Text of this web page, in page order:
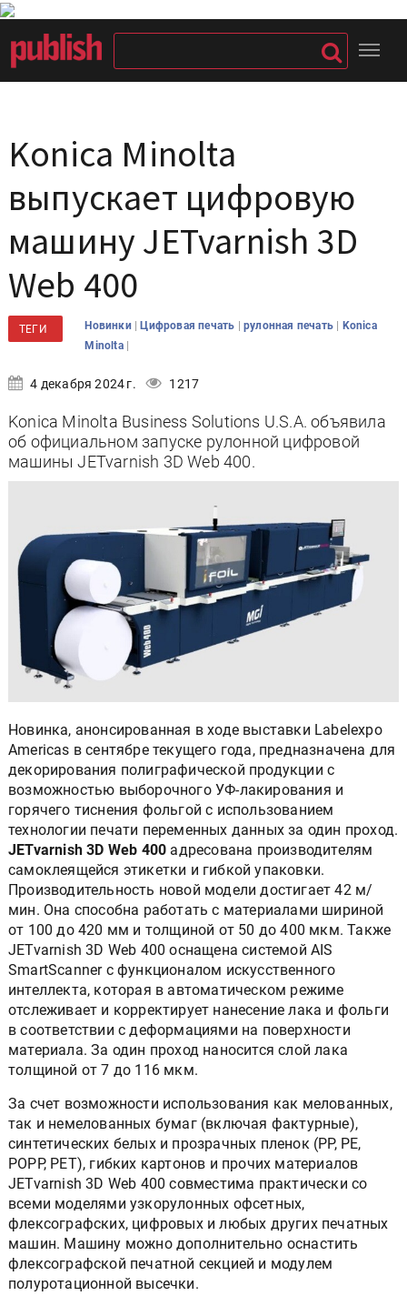
Konica Minolta
выпускает цифровую
машину JETvarnish 3D
Web 400
ТЕГИ Новинки |Цифровая печать |рулонная печать | Konica
Minolta |
4 декабря 2024 г. 1217
Konica Minolta Business Solutions U.S.A. объявила
об официальном запуске рулонной цифровой
машины JETvarnish 3D Web 400.
Новинка, анонсированная в ходе выставки Labelexpo
Americas в сентябре текущего года, предназначена для
декорирования полиграфической продукции с
возможностью выборочного УФ-лакирования и
горячего тиснения фольгой с использованием
технологии печати переменных данных за один проход.
JETvarnish 3D Web 400 адресована производителям
самоклеящейся этикетки и гибкой упаковки.
Производительность новой модели достигает 42 м/
мин. Она способна работать с материалами шириной
от 100 до 420 мм и толщиной от 50 до 400 мкм. Также
JETvarnish 3D Web 400 оснащена системой AIS
SmartScanner с функционалом искусственного
интеллекта, которая в автоматическом режиме
отслеживает и корректирует нанесение лака и фольги
в соответствии с деформациями на поверхности
материала. За один проход наносится слой лака
толщиной от 7 до 116 мкм.
За счет возможности использования как мелованных,
так и немелованных бумаг (включая фактурные),
синтетических белых и прозрачных пленок (PP, PE,
POPP, PET), гибких картонов и прочих материалов
JETvarnish 3D Web 400 совместима практически со
всеми моделями узкорулонных офсетных,
флексографских, цифровых и любых других печатных
машин. Машину можно дополнительно оснастить
флексографской печатной секцией и модулем
полуротационной высечки.